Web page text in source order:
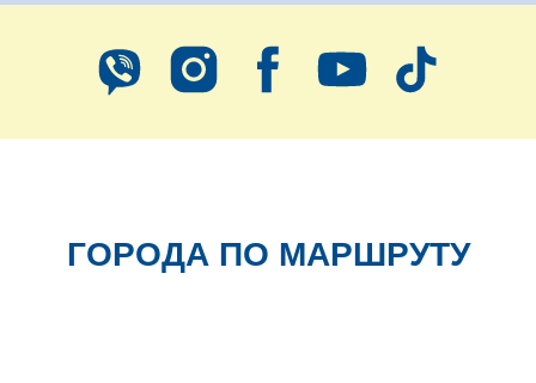
ГОРОДА ПО МАРШРУТУ